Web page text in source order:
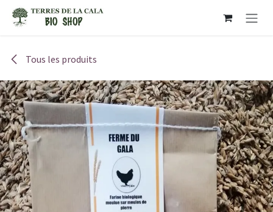
Se rendre au contenu
Tous les produits